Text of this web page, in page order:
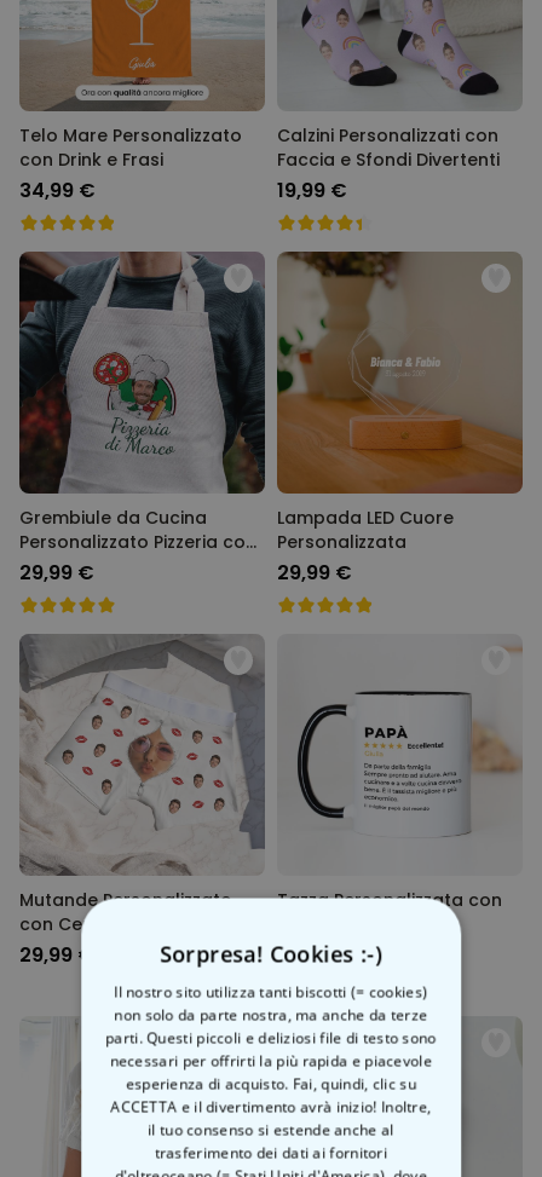
Telo Mare Personalizzato
con Drink e Frasi
34,99 €
Calzini Personalizzati con
Faccia e Sfondi Divertenti
19,99 €
Grembiule da Cucina
Personalizzato Pizzeria con
Viso
29,99 €
Lampada LED Cuore
Personalizzata
29,99 €
Mutande Personalizzate
con Cerniera
29,99 €
Tazza Personalizzata con
12,99 €
Sorpresa! Cookies :-)
Il nostro sito utilizza tanti biscotti (= cookies)
non solo da parte nostra, ma anche da terze
parti. Questi piccoli e deliziosi file di testo sono
necessari per offrirti la più rapida e piacevole
esperienza di acquisto. Fai, quindi, clic su
ACCETTA e il divertimento avrà inizio! Inoltre,
il tuo consenso si estende anche al
trasferimento dei dati ai fornitori